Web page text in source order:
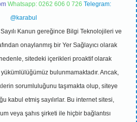
Whatsapp: 0262 606 0 726 Telegram:
@karabul
Kanun gereğince Bilgi Teknolojileri ve
onaylanmış bir Yer Sağlayıcı olarak
sitedeki içerikleri proaktif olarak
bulunmamaktadır. Ancak,
sorumluluğunu taşımakta olup, siteye
kabul etmiş sayılırlar. Bu internet sitesi,
veya şahıs şirketi ile hiçbir bağlantısı